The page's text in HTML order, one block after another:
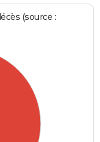
(source :